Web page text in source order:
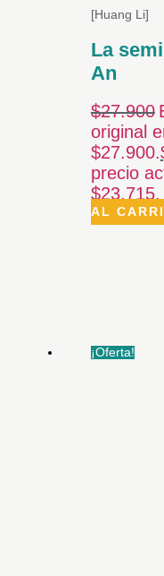
[Huang Li]
La
An
$27.900
original
$27.900.
precio
$23.715.
AL
¡Oferta!